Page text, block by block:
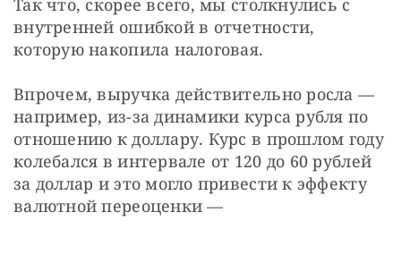
внутренней ошибкой в отчетности,
которую накопила налоговая.
Впрочем, выручка действительно росла —
например, из-за динамики курса рубля по
отношению к доллару. Курс в прошлом году
колебался в интервале от 120 до 60 рублей
за доллар и это могло привести к эффекту
валютной переоценки —